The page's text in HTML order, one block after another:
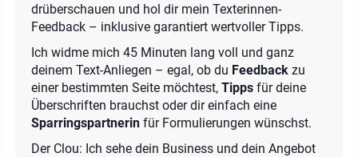
drüberschauen und hol dir mein Texterinnen-
Feedback – inklusive garantiert wertvoller Tipps.
Ich widme mich 45 Minuten lang voll und ganz
deinem Text-Anliegen – egal, ob du Feedback zu
einer bestimmten Seite möchtest, Tipps für deine
Überschriften brauchst oder dir einfach eine
Sparringspartnerin für Formulierungen wünschst.
Der Clou: Ich sehe dein Business und dein Angebot